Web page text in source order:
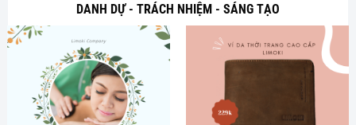
DANH DỰ - TRÁCH NHIỆM - SÁNG TẠO